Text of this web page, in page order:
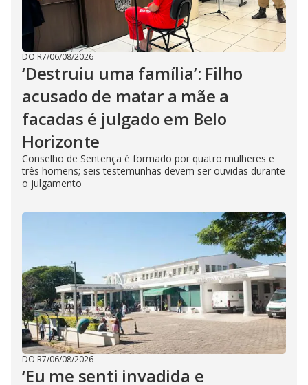
DO R7/06/08/2026
‘Destruiu uma família’: Filho
acusado de matar a mãe a
facadas é julgado em Belo
Horizonte
Conselho de Sentença é formado por quatro mulheres e
três homens; seis testemunhas devem ser ouvidas durante
o julgamento
DO R7/06/08/2026
‘Eu me senti invadida e